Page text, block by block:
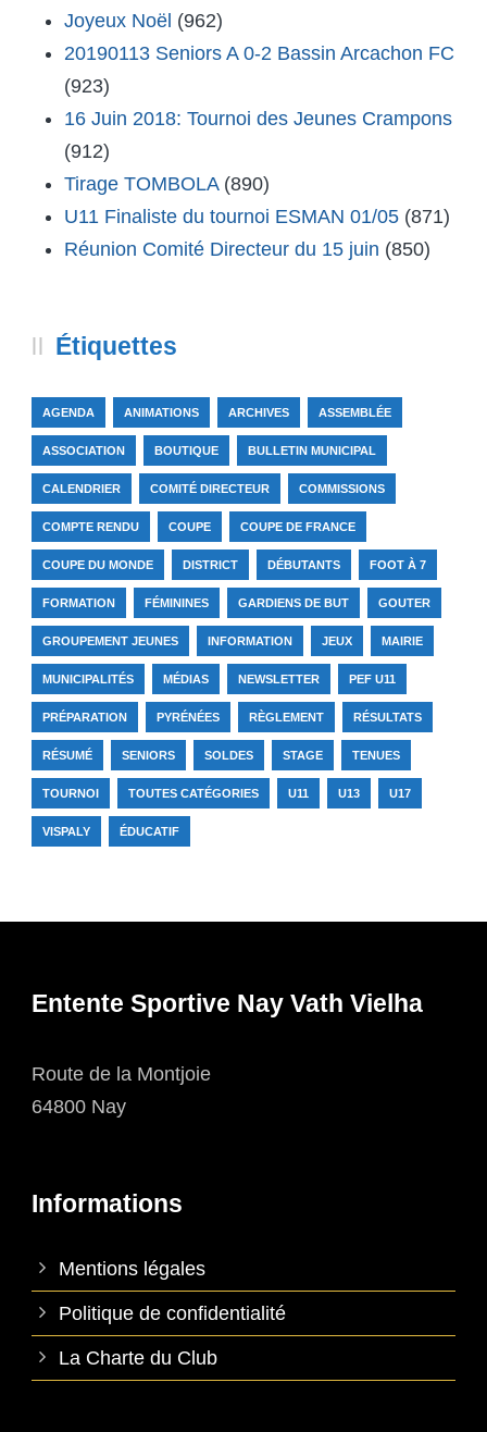
Joyeux Noël (962)
20190113 Seniors A 0-2 Bassin Arcachon FC
(923)
16 Juin 2018: Tournoi des Jeunes Crampons
(912)
Tirage TOMBOLA (890)
U11 Finaliste du tournoi ESMAN 01/05 (871)
Réunion Comité Directeur du 15 juin (850)
Étiquettes
AGENDA ANIMATIONS ARCHIVES ASSEMBLÉE
ASSOCIATION BOUTIQUE BULLETIN MUNICIPAL
CALENDRIER COMITÉ DIRECTEUR COMMISSIONS
COMPTE RENDU COUPE COUPE DE FRANCE
COUPE DU MONDE DISTRICT DÉBUTANTS FOOT À 7
FORMATION FÉMININES GARDIENS DE BUT GOUTER
GROUPEMENT JEUNES INFORMATION JEUX MAIRIE
MUNICIPALITÉS MÉDIAS NEWSLETTER PEF U11
PRÉPARATION PYRÉNÉES RÈGLEMENT RÉSULTATS
RÉSUMÉ SENIORS SOLDES STAGE TENUES
TOURNOI TOUTES CATÉGORIES U11 U13 U17
VISPALY ÉDUCATIF
Entente Sportive Nay Vath Vielha
Route de la Montjoie
64800 Nay
Informations
Mentions légales
Politique de confidentialité
La Charte du Club